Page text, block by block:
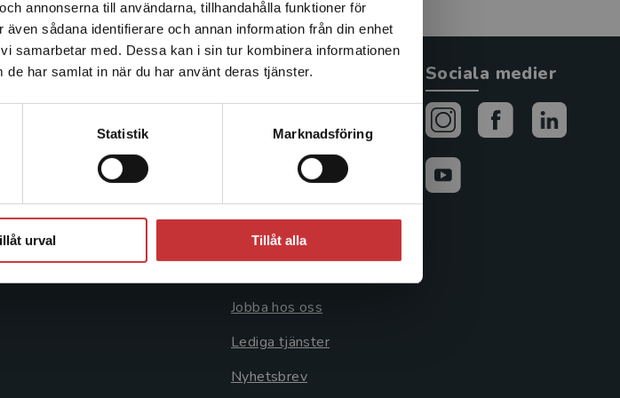
annonserna till användarna, tillhandahålla funktioner för
sådana identifierare och annan information från din enhet
samarbetar med. Dessa kan i sin tur kombinera informationen
har samlat in när du har använt deras tjänster.
Statistik Marknadsföring
urval Tillåt alla
studentlitteratur.se via en
inte leveranser utanför
ett köp måste
Läs mer
Kundservice
Frågor och svar
Köpvillkor
Systemkrav
Allmänna länkar
Avtal och rättigheter
Cookieinställningar
GDPR och
Jobba hos oss
Lediga tjänster
Nyhetsbrev
Sociala medier